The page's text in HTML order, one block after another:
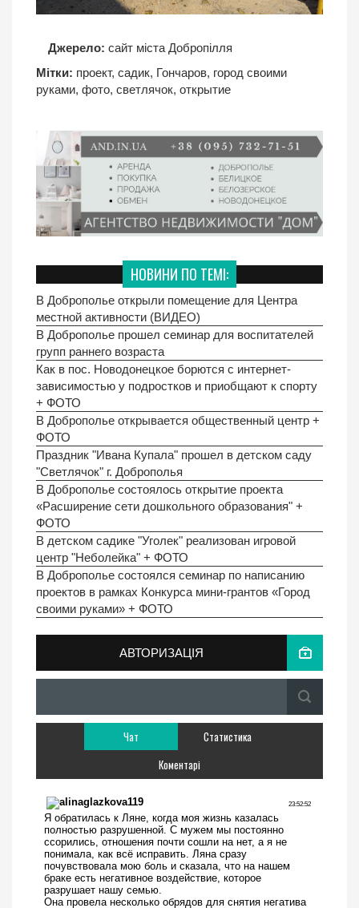
Джерело: сайт міста Добропілля
Мітки: проект, садик, Гончаров, город своими
руками, фото, светлячок, открытие
НОВИНИ ПО ТЕМІ:
В Доброполье открыли помещение для Центра
местной активности (ВИДЕО)
В Доброполье прошел семинар для воспитателей
групп раннего возраста
Как в пос. Новодонецкое борются с интернет-
зависимостью у подростков и приобщают к спорту
+ ФОТО
В Доброполье открывается общественный центр +
ФОТО
Праздник "Ивана Купала" прошел в детском саду
"Светлячок" г. Доброполья
В Доброполье состоялось открытие проекта
«Расширение сети дошкольного образования" +
ФОТО
В детском садике "Уголек" реализован игровой
центр "Неболейка" + ФОТО
В Доброполье состоялся семинар по написанию
проектов в рамках Конкурса мини-грантов «Город
своими руками» + ФОТО
АВТОРИЗАЦІЯ
Чат
Статистика
Коментарі